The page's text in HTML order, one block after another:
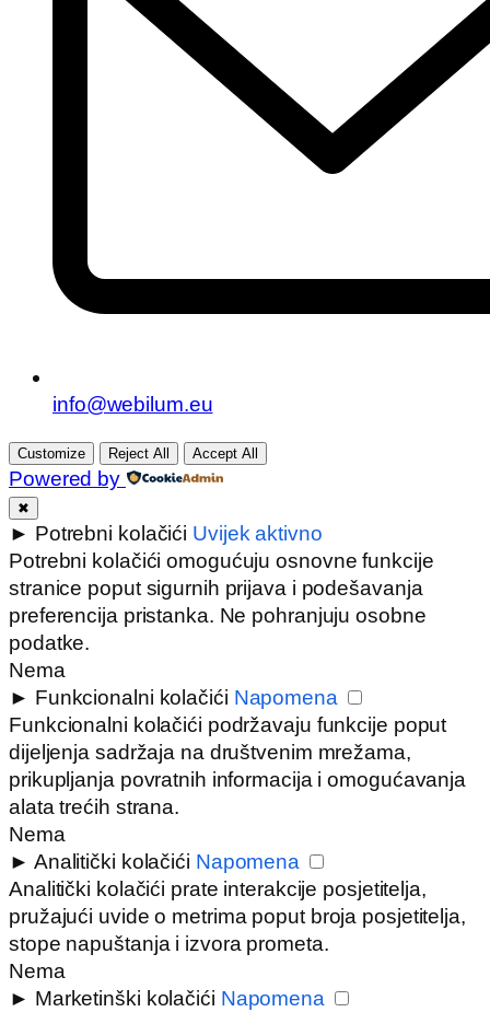
info@webilum.eu
Customize Reject All Accept All
Powered by
✖
► Potrebni kolačići Uvijek aktivno
Potrebni kolačići omogućuju osnovne funkcije
stranice poput sigurnih prijava i podešavanja
preferencija pristanka. Ne pohranjuju osobne
podatke.
Nema
► Funkcionalni kolačići Napomena
Funkcionalni kolačići podržavaju funkcije poput
dijeljenja sadržaja na društvenim mrežama,
prikupljanja povratnih informacija i omogućavanja
alata trećih strana.
Nema
► Analitički kolačići Napomena
Analitički kolačići prate interakcije posjetitelja,
pružajući uvide o metrima poput broja posjetitelja,
stope napuštanja i izvora prometa.
Nema
► Marketinški kolačići Napomena